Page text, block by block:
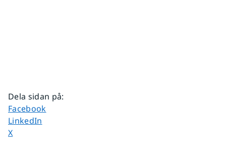
Dela sidan på:
Dela sidan på
Facebook
Dela sidan på
LinkedIn
Dela sidan på
X